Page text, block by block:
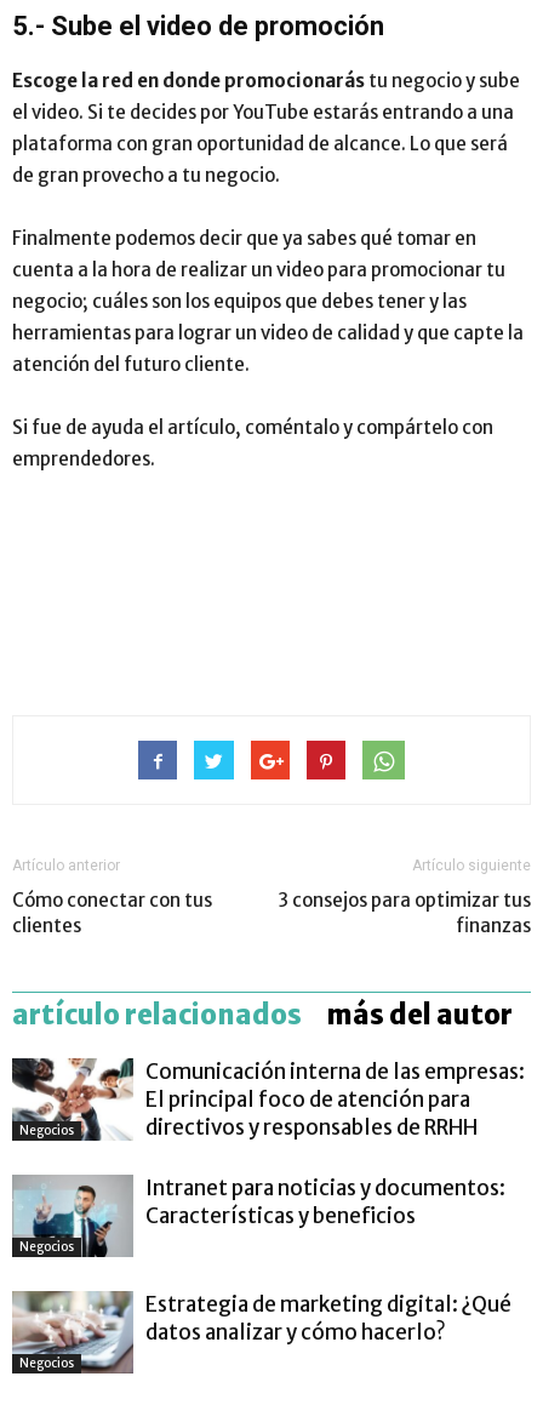
5.- Sube el video de promoción
Escoge la red en donde promocionarás tu negocio y sube
el video. Si te decides por YouTube estarás entrando a una
plataforma con gran oportunidad de alcance. Lo que será
de gran provecho a tu negocio.
Finalmente podemos decir que ya sabes qué tomar en
cuenta a la hora de realizar un video para promocionar tu
negocio; cuáles son los equipos que debes tener y las
herramientas para lograr un video de calidad y que capte la
atención del futuro cliente.
Si fue de ayuda el artículo, coméntalo y compártelo con
emprendedores.
Artículo anterior
Cómo conectar con tus
clientes
Artículo siguiente
3 consejos para optimizar tus
finanzas
artículo relacionados más del autor
Negocios
Comunicación interna de las empresas:
El principal foco de atención para
directivos y responsables de RRHH
Negocios
Intranet para noticias y documentos:
Características y beneficios
Negocios
Estrategia de marketing digital: ¿Qué
datos analizar y cómo hacerlo?